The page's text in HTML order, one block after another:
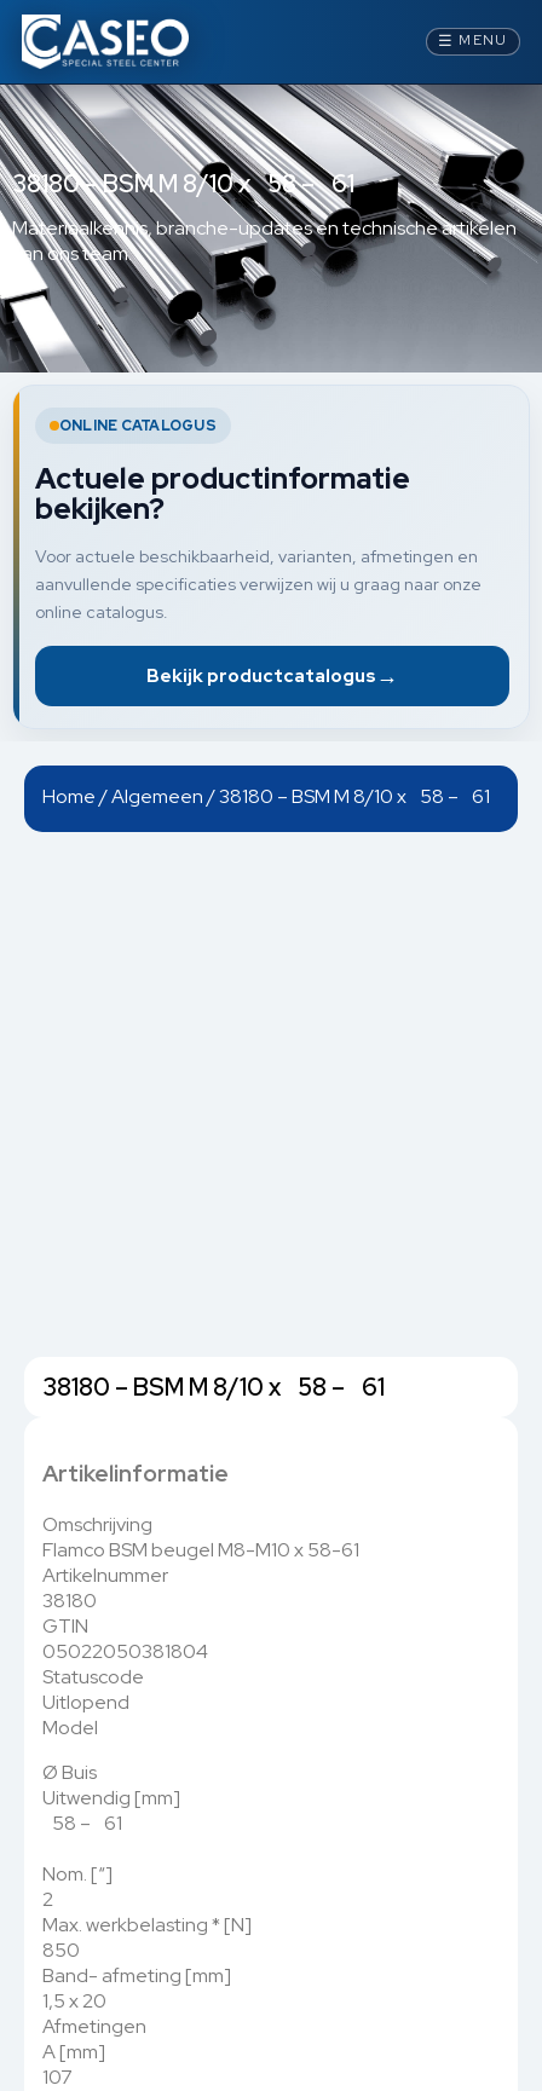
☰ MENU
38180 – BSM M 8/10 x 58 – 61
Materiaalkennis, branche-updates en technische artikelen
van ons team.
ONLINE CATALOGUS
Actuele productinformatie
bekijken?
Voor actuele beschikbaarheid, varianten, afmetingen en
aanvullende specificaties verwijzen wij u graag naar onze
online catalogus.
Bekijk productcatalogus →
Home/Algemeen/ 38180 – BSM M 8/10 x 58 – 61
38180 – BSM M 8/10 x 58 – 61
Artikelinformatie
Omschrijving
Flamco BSM beugel M8-M10 x 58-61
Artikelnummer
38180
GTIN
05022050381804
Statuscode
Uitlopend
Model
Ø Buis
Uitwendig [mm]
58 – 61
Nom. [“]
2
Max. werkbelasting* [N]
850
Band- afmeting [mm]
1,5 x 20
Afmetingen
A [mm]
107